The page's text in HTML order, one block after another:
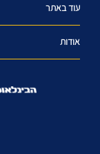
עוד באתר
אודות